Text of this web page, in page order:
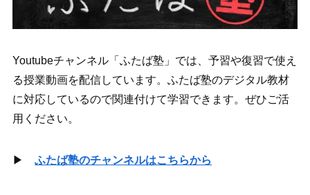
Youtubeチャンネル「ふたば塾」では、予習や復習で使え
る授業動画を配信しています。ふたば塾のデジタル教材
に対応しているので関連付けて学習できます。ぜひご活
用ください。
▶ふたば塾のチャンネルはこちらから